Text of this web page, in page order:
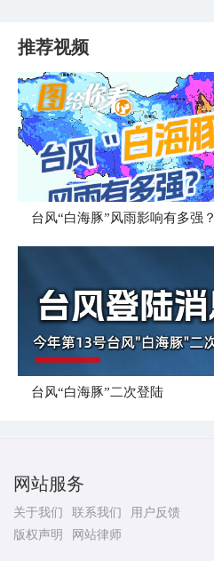
推荐视频
台风“白海豚”风雨影响有多强？
台风“白海豚”二次登陆
网站服务
关于我们 联系我们
用户反馈
版权声明
网站律师